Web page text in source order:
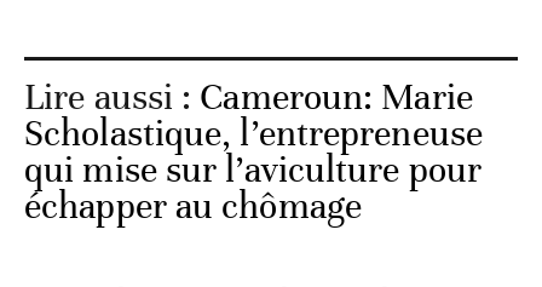
Lire aussi : Cameroun: Marie
Scholastique, l’entrepreneuse
qui mise sur l’aviculture pour
échapper au chômage